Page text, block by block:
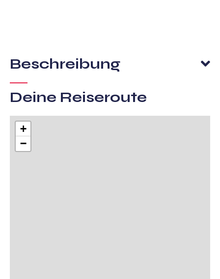
Beschreibung
Deine Reiseroute
+
−